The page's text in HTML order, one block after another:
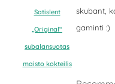
Satislent
„Original“
subalansuotas
maisto kokteilis
skubant,
gaminti :)